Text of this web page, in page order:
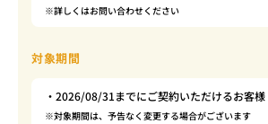
※詳しくはお問い合わせください
対象期間
・2026/08/31までにご契約いただけるお客様
※対象期間は、予告なく変更する場合がございます